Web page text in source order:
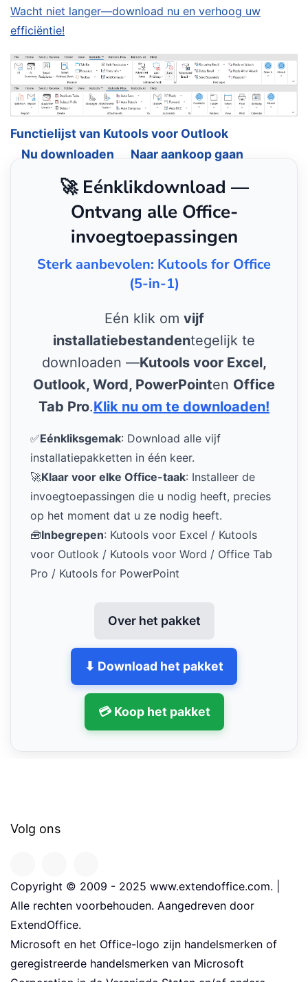
Wacht niet langer—download nu en verhoog uw
efficiëntie!
Functielijst van Kutools voor Outlook
Nu downloaden
Naar aankoop gaan
🚀 Eénklikdownload —
Ontvang alle Office-
invoegtoepassingen
Sterk aanbevolen: Kutools for Office
(5-in-1)
Eén klik om vijf
installatiebestandentegelijk te
downloaden —Kutools voor Excel,
Outlook, Word, PowerPointen Office
Tab Pro.Klik nu om te downloaden!
✅Eénkliksgemak: Download alle vijf
installatiepakketten in één keer.
🚀Klaar voor elke Office-taak: Installeer de
invoegtoepassingen die u nodig heeft, precies
op het moment dat u ze nodig heeft.
🧰Inbegrepen: Kutools voor Excel / Kutools
voor Outlook / Kutools voor Word / Office Tab
Pro / Kutools for PowerPoint
Over het pakket
⬇ Download het pakket
💳 Koop het pakket
Volg ons
Copyright © 2009 - 2025 www.extendoffice.com. |
Alle rechten voorbehouden. Aangedreven door
ExtendOffice.
Microsoft en het Office-logo zijn handelsmerken of
geregistreerde handelsmerken van Microsoft